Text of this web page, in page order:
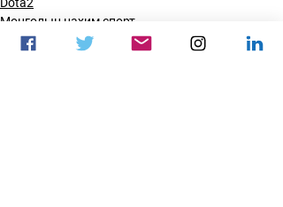
Монголын цахим спорт
Мэдээ